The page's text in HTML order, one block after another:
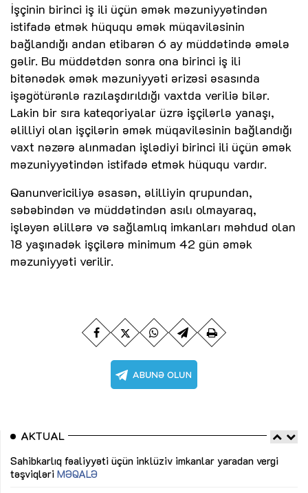
İşçinin birinci iş ili üçün əmək məzuniyyətindən
istifadə etmək hüququ əmək müqaviləsinin
bağlandığı andan etibarən 6 ay müddətində əmələ
gəlir. Bu müddətdən sonra ona birinci iş ili
bitənədək əmək məzuniyyəti ərizəsi əsasında
işəgötürənlə razılaşdırıldığı vaxtda veriliə bilər.
Lakin bir sıra kateqoriyalar üzrə işçilərlə yanaşı,
əlilliyi olan işçilərin əmək müqaviləsinin bağlandığı
vaxt nəzərə alınmadan işlədiyi birinci ili üçün əmək
məzuniyyətindən istifadə etmək hüququ vardır.
Qanunvericiliyə əsasən, əlilliyin qrupundan,
səbəbindən və müddətindən asılı olmayaraq,
işləyən əlillərə və sağlamlıq imkanları məhdud olan
18 yaşınadək işçilərə minimum 42 gün əmək
məzuniyyəti verilir.
AKTUAL
Sahibkarlıq fəaliyyəti üçün inklüziv imkanlar yaradan vergi
təşviqləri MƏQALƏ